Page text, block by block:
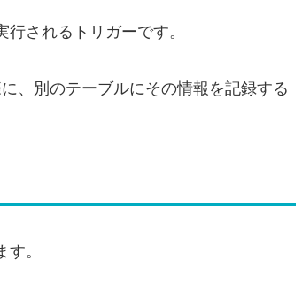
されるトリガーです。
、別のテーブルにその情報を記録する
。